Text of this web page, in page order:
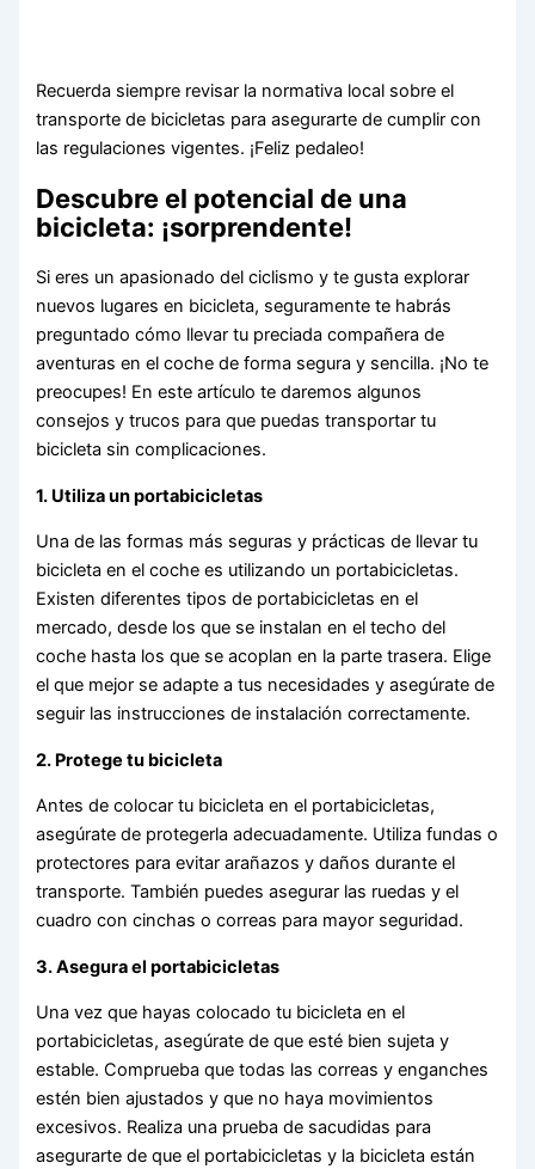
Recuerda siempre revisar la normativa local sobre el
transporte de bicicletas para asegurarte de cumplir con
las regulaciones vigentes. ¡Feliz pedaleo!
Descubre el potencial de una
bicicleta: ¡sorprendente!
Si eres un apasionado del ciclismo y te gusta explorar
nuevos lugares en bicicleta, seguramente te habrás
preguntado cómo llevar tu preciada compañera de
aventuras en el coche de forma segura y sencilla. ¡No te
preocupes! En este artículo te daremos algunos
consejos y trucos para que puedas transportar tu
bicicleta sin complicaciones.
1. Utiliza un portabicicletas
Una de las formas más seguras y prácticas de llevar tu
bicicleta en el coche es utilizando un portabicicletas.
Existen diferentes tipos de portabicicletas en el
mercado, desde los que se instalan en el techo del
coche hasta los que se acoplan en la parte trasera. Elige
el que mejor se adapte a tus necesidades y asegúrate de
seguir las instrucciones de instalación correctamente.
2. Protege tu bicicleta
Antes de colocar tu bicicleta en el portabicicletas,
asegúrate de protegerla adecuadamente. Utiliza fundas o
protectores para evitar arañazos y daños durante el
transporte. También puedes asegurar las ruedas y el
cuadro con cinchas o correas para mayor seguridad.
3. Asegura el portabicicletas
Una vez que hayas colocado tu bicicleta en el
portabicicletas, asegúrate de que esté bien sujeta y
estable. Comprueba que todas las correas y enganches
estén bien ajustados y que no haya movimientos
excesivos. Realiza una prueba de sacudidas para
asegurarte de que el portabicicletas y la bicicleta están